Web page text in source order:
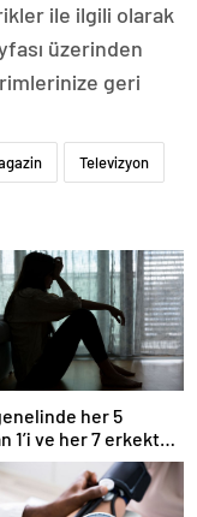
ile ilgili olarak
üzerinden
geri
Televizyon
her 5
1’i ve her 7 erkekten
cinsel
uğruyor: Araştırma